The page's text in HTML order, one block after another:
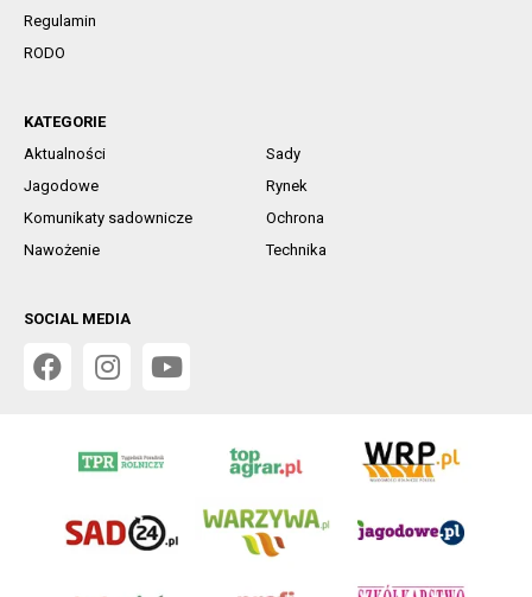
Regulamin
RODO
KATEGORIE
Aktualności
Sady
Jagodowe
Rynek
Komunikaty sadownicze
Ochrona
Nawożenie
Technika
SOCIAL MEDIA